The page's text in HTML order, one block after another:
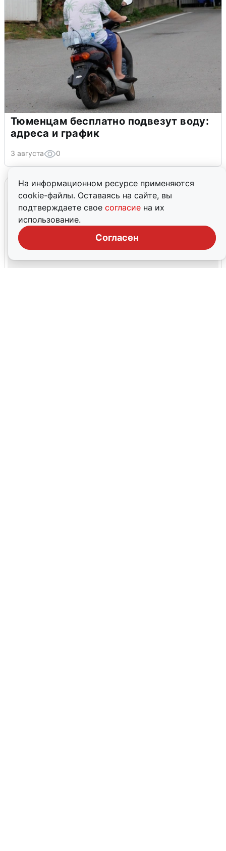
На информационном ресурсе применяются
cookie-файлы. Оставаясь на сайте, вы
подтверждаете свое согласие на их
использование.
Согласен
Тюменцам бесплатно подвезут воду:
адреса и график
3 августа 0